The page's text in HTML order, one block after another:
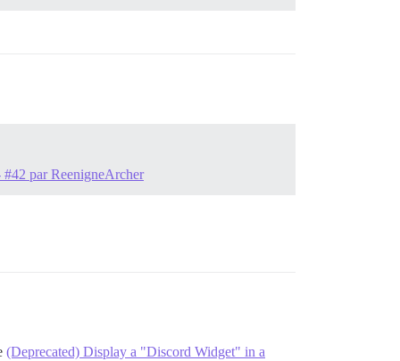
#42 par ReenigneArcher
(Deprecated) Display a "Discord Widget" in a